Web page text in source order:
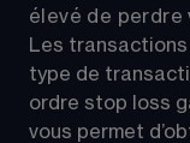
élevé de perdre
Les transactions
type de
ordre stop loss
vous permet